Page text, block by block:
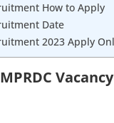
How to Apply
Date
2023 Apply
MPRDC Vacancy